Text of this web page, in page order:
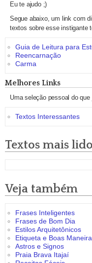
Eu te ajudo ;)
Segue abaixo, um link com
textos sobre esse instigante
Guia de Leitura para
Reencarnação
Carma
Melhores Links
Uma seleção pessoal do
Textos Interessantes
Textos mais
Veja também
Frases Inteligentes
Frases de Bom Dia
Estilos Arquitetônicos
Etiqueta e Boas
Astros e Signos
Praia Brava Itajaí